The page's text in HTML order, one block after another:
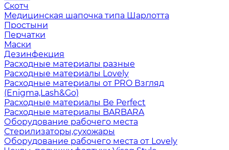
Скотч
Медицинская шапочка типа Шарлотта
Простыни
Перчатки
Маски
Дезинфекция
Расходные материалы разные
Расходные материалы Lovely
Расходные материалы от PRO Взгляд
(Enigma,Lash&Go)
Расходные материалы Be Perfect
Расходные материалы BARBARA
Оборудование рабочего места
Стерилизаторы,сухожары
Оборудование рабочего места от Lovely